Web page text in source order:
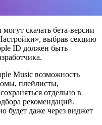
скачать бета-версии
выбрав секцию
ID должен быть
Music возможность
плейлисты,
отдельно в
рекомендаций.
будет даже через виджет